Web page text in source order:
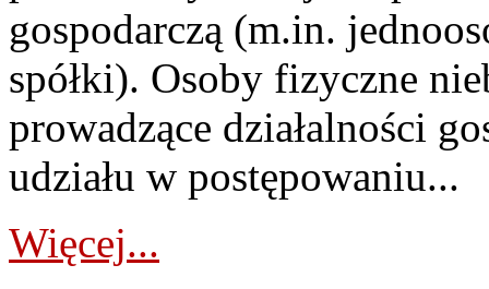
gospodarczą (m.in.
spółki). Osoby fizyczne
prowadzące działalności
udziału w postępowaniu...
Więcej...